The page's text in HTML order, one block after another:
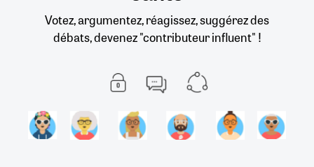
Votez, argumentez, réagissez, suggérez des
débats, devenez "contributeur influent" !